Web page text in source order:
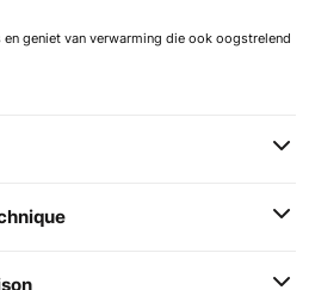
en geniet van verwarming die ook oogstrelend